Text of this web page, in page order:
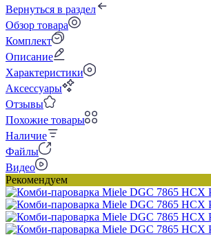
Вернуться в раздел
Обзор товара
Комплект
Описание
Характеристики
Аксессуары
Отзывы
Похожие товары
Наличие
Файлы
Видео
Рекомендуем